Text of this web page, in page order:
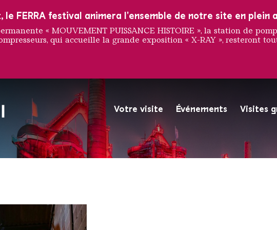
Votre visite Événements Visites
La Völklinger Hütte
Copyright: Weltkulturerbe
le FERRA festival animera l'ensemble de notre site en plein
« MOUVEMENT PUISSANCE HISTOIRE », la station de
qui accueille la grande exposition « X-RAY », resteront